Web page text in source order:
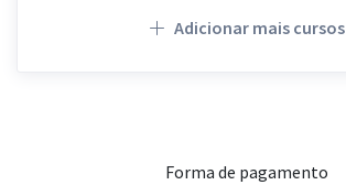
Adicionar mais cursos
Forma de pagamento